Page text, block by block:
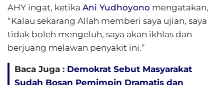
AHY ingat, ketika Ani Yudhoyono mengatakan,
“Kalau sekarang Allah memberi saya ujian, saya
tidak boleh mengeluh, saya akan ikhlas dan
berjuang melawan penyakit ini.”
Baca Juga : Demokrat Sebut Masyarakat
Sudah Bosan Pemimpin Dramatis dan